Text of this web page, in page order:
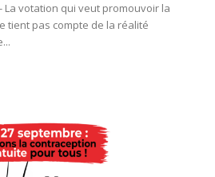
La votation qui veut promouvoir la
tient pas compte de la réalité